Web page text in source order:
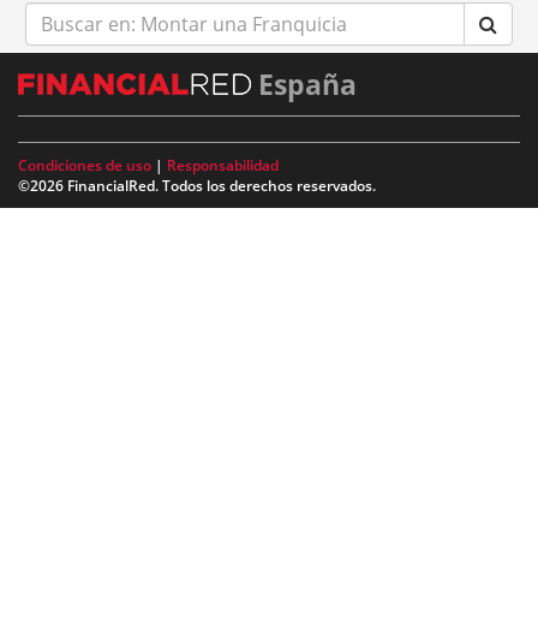
Buscar
en:
España
Condiciones de uso | Responsabilidad
©2026 FinancialRed. Todos los derechos reservados.